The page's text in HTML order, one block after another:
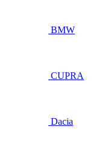
BMW
CUPRA
Dacia